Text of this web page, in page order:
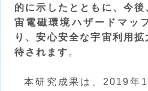
的に示したとともに、今
宙電磁環境ハザードマッ
り、安心安全な宇宙利用
待されます 。
本研究成果は、2019年